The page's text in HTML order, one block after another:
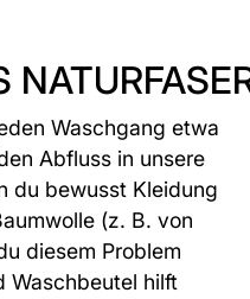
Waschgang etwa
Abfluss in unsere
du bewusst Kleidung
(z. B. von
diesem Problem
Waschbeutel hilft